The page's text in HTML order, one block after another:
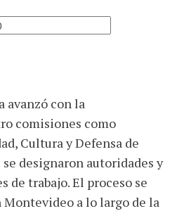
avanzó con la
comisiones como
Cultura y Defensa de
designaron autoridades y
de trabajo. El proceso se
a lo largo de la